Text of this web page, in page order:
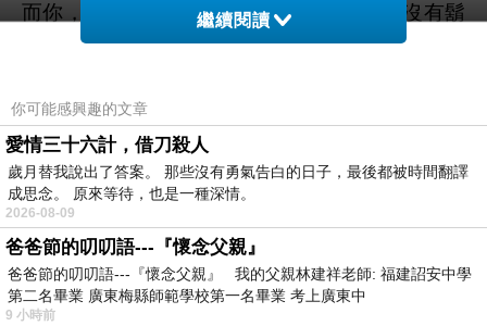
而你，從一身乾淨俐落，頭髮整整齊齊、沒有鬍
渣的你，
刮鬍渣的你，
我也可以緊握你的手，與你並肩出門。
-
什麼時候開始，
我們開始在對方的面前展露最真實的自己。
-
愛這樣的事情，
繼續閱讀
你可能感興趣的文章
愛情三十六計，借刀殺人
歲月替我說出了答案。 那些沒有勇氣告白的日子，最後都被時間翻譯
成思念。 原來等待，也是一種深情。
2026-08-09
爸爸節的叨叨語---『懷念父親』
爸爸節的叨叨語---『懷念父親』 我的父親林建祥老師: 福建詔安中學
第二名畢業 廣東梅縣師範學校第一名畢業 考上廣東中
9 小時前